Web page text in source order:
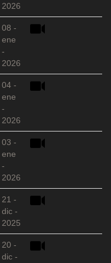
2026
08 -
ene
-
2026
04 -
ene
-
2026
03 -
ene
-
2026
21 -
dic -
2025
20 -
dic -